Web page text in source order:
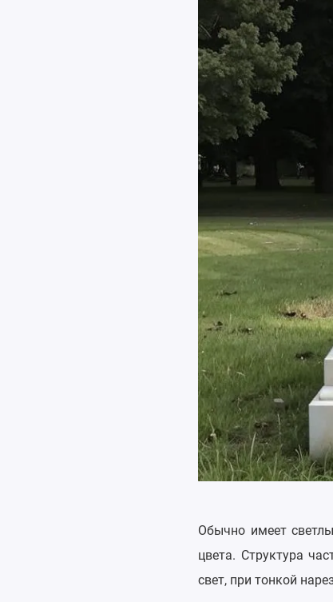
Обычно имеет
цвета. Структура
свет, при тонкой